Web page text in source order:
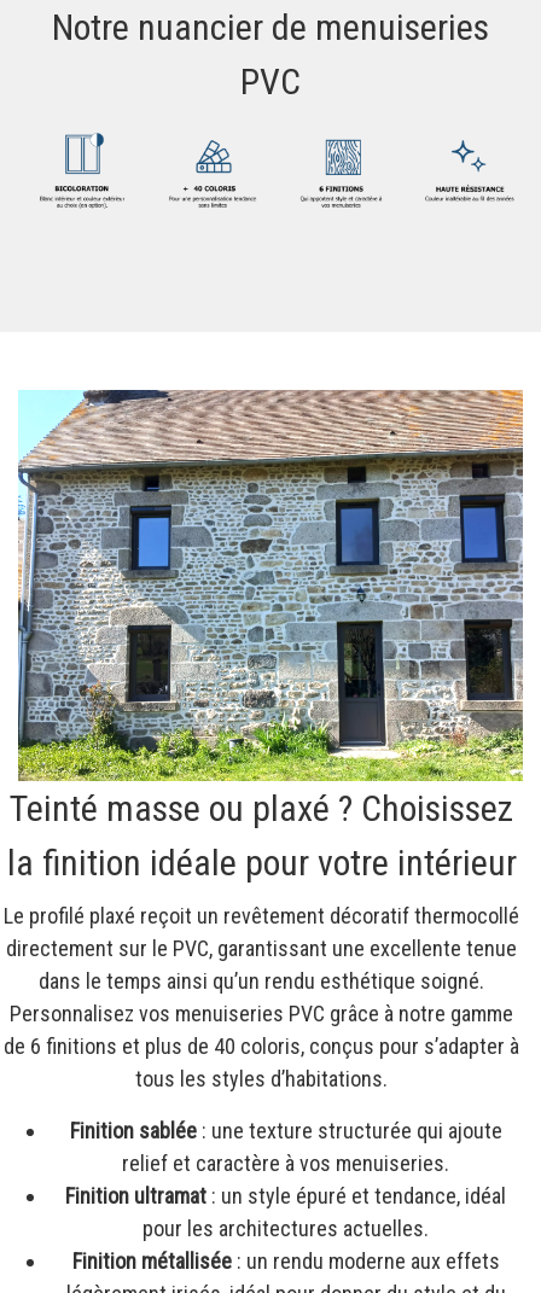
Notre nuancier de menuiseries
PVC
Teinté masse ou plaxé ? Choisissez
la finition idéale pour votre intérieur
Le profilé plaxé reçoit un revêtement décoratif thermocollé
directement sur le PVC, garantissant une excellente tenue
dans le temps ainsi qu’un rendu esthétique soigné.
Personnalisez vos menuiseries PVC grâce à notre gamme
de 6 finitions et plus de 40 coloris, conçus pour s’adapter à
tous les styles d’habitations.
Finition sablée : une texture structurée qui ajoute
relief et caractère à vos menuiseries.
Finition ultramat : un style épuré et tendance, idéal
pour les architectures actuelles.
Finition métallisée: un rendu moderne aux effets